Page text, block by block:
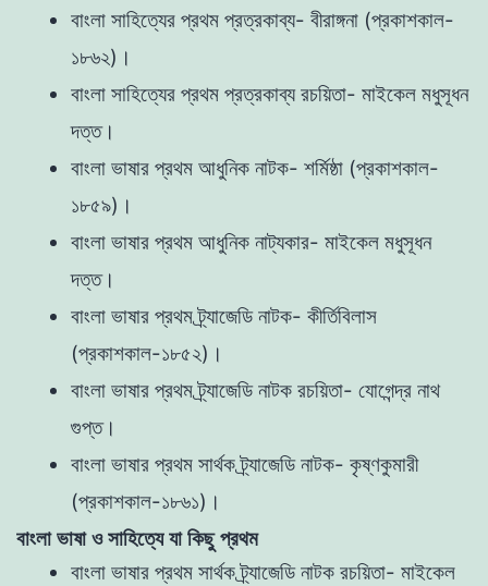
বাংলা সাহিত্যের প্রথম প্রত্রকাব্য- বীরাঙ্গনা (প্রকাশকাল-
১৮৬২)।
বাংলা সাহিত্যের প্রথম প্রত্রকাব্য রচয়িতা- মাইকেল মধুসূধন
দত্ত।
বাংলা ভাষার প্রথম আধুনিক নাটক- শর্মিষ্ঠা (প্রকাশকাল-
১৮৫৯)।
বাংলা ভাষার প্রথম আধুনিক নাট্যকার- মাইকেল মধুসূধন
দত্ত।
বাংলা ভাষার প্রথম ট্র্যাজেডি নাটক- কীর্তিবিলাস
(প্রকাশকাল-১৮৫২)।
বাংলা ভাষার প্রথম ট্র্যাজেডি নাটক রচয়িতা- যোগেন্দ্র নাথ
গুপ্ত।
বাংলা ভাষার প্রথম সার্থক ট্র্যাজেডি নাটক- কৃষ্ণকুমারী
(প্রকাশকাল-১৮৬১)।
বাংলা ভাষা ও সাহিত্যে যা কিছু প্রথম
বাংলা ভাষার প্রথম সার্থক ট্র্যাজেডি নাটক রচয়িতা- মাইকেল